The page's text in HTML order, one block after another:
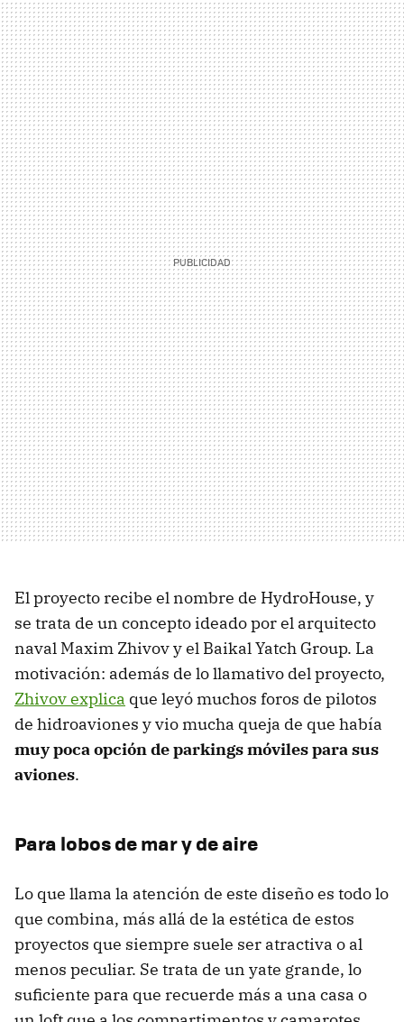
El proyecto recibe el nombre de HydroHouse, y
se trata de un concepto ideado por el arquitecto
naval Maxim Zhivov y el Baikal Yatch Group. La
motivación: además de lo llamativo del proyecto,
Zhivov explica que leyó muchos foros de pilotos
de hidroaviones y vio mucha queja de que había
muy poca opción de parkings móviles para sus
aviones.
Para lobos de mar y de aire
Lo que llama la atención de este diseño es todo lo
que combina, más allá de la estética de estos
proyectos que siempre suele ser atractiva o al
menos peculiar. Se trata de un yate grande, lo
suficiente para que recuerde más a una casa o